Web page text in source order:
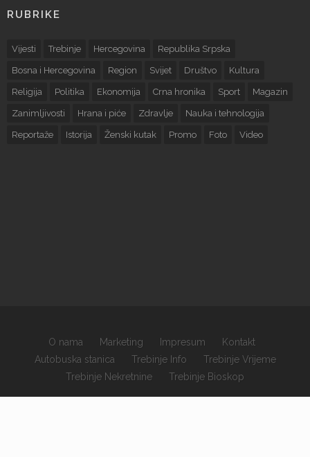
×
RUBRIKE
Vijesti Trebinje Hercegovina Republika Srpska
Bosna i Hercegovina Region Svijet Društvo Kultura
Religija Politika Ekonomija Crna hronika Sport Magazin
Zanimljivosti Hrana i piće Zdravlje Nauka i tehnologija
Reportaže Istorija Ženski kutak Promo Foto Video
O nama Marketing Impresum
Kontakt
Autobuska stanica
Trebinje Info
Trebinje Vrijeme
Trebinje Nekretnine
Trebinje Bioskop